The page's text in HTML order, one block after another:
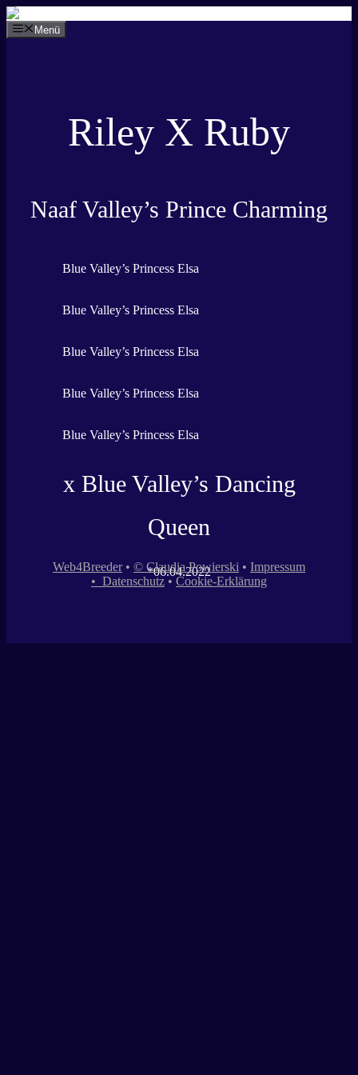
Zum
Inhalt
springen
Menü
Riley X Ruby
Naaf Valley’s Prince Charming
Blue Valley’s Princess Elsa
Blue Valley’s Princess Elsa
Blue Valley’s Princess Elsa
Blue Valley’s Princess Elsa
Blue Valley’s Princess Elsa
x Blue Valley’s Dancing
Queen
*06.04.2022
Web4Breeder• © Claudia Powierski • Impressum
• Datenschutz • Cookie-Erklärung